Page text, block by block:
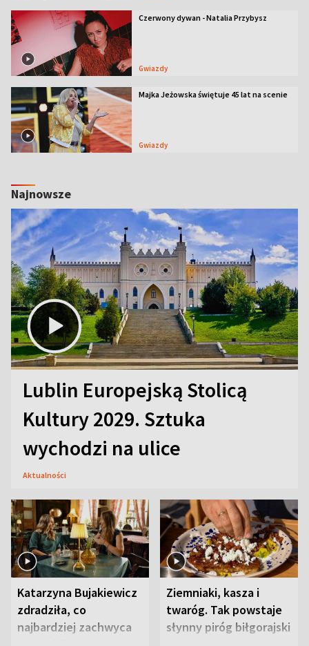
Czerwony dywan - Natalia Przybysz
Gwiazdy
Majka Jeżowska świętuje 45 lat na scenie
Gwiazdy
Najnowsze
Lublin Europejską Stolicą
Kultury 2029. Sztuka
wychodzi na ulice
Aktualności
Katarzyna Bujakiewicz
zdradziła, co
najbardziej zachwyca
Ziemniaki, kasza i
twaróg. Tak powstaje
słynny piróg biłgorajski